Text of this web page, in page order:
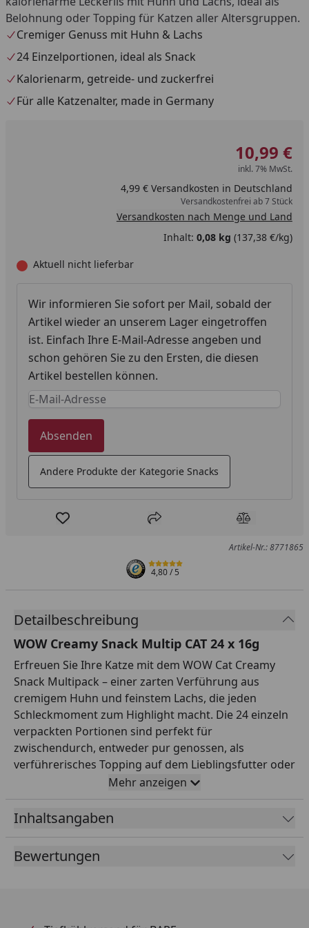
Belohnung oder Topping für Katzen aller Altersgruppen.
Cremiger Genuss mit Huhn & Lachs
24 Einzelportionen, ideal als Snack
Kalorienarm, getreide- und zuckerfrei
Für alle Katzenalter, made in Germany
10,99 €
inkl. 7% MwSt.
4,99 € Versandkosten in Deutschland
Versandkostenfrei ab 7 Stück
Versandkosten nach Menge und Land
Inhalt: 0,08 kg (137,38 €/kg)
Aktuell nicht lieferbar
Wir informieren Sie sofort per Mail, sobald der
Artikel wieder an unserem Lager eingetroffen
ist. Einfach Ihre E-Mail-Adresse angeben und
schon gehören Sie zu den Ersten, die diesen
Artikel bestellen können.
Keine Eingabe erforderlich
Eingabe erforderlich
Absenden
Andere Produkte der Kategorie Snacks
Produkt zur Wunschliste hinzufügen
Teilen Produkt
Artikel-Nr.: 8771865
4,80/ 5
Detailbeschreibung
WOW Creamy Snack Multip CAT 24 x 16g
Erfreuen Sie Ihre Katze mit dem WOW Cat Creamy
Snack Multipack – einer zarten Verführung aus
cremigem Huhn und feinstem Lachs, die jeden
Schleckmoment zum Highlight macht. Die 24 einzeln
verpackten Portionen sind perfekt für
zwischendurch, entweder pur genossen, als
verführerisches Topping auf dem Lieblingsfutter oder
als liebevolle Belohnung. Dank der getreidefreien,
kalorienarmen Rezeptur ohne Zucker und Salz
können Sie sich unbesorgt auf natürliche Zutaten
verlassen, die die Vitalität Ihrer Samtpfote
Senior – dieser hochwertige Snack aus Deutschland
Mehr anzeigen
Inhaltsangaben
Bewertungen